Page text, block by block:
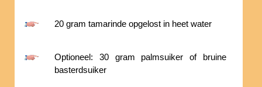
20 gram tamarinde opgelost in heet water
Optioneel: 30 gram palmsuiker of bruine
basterdsuiker